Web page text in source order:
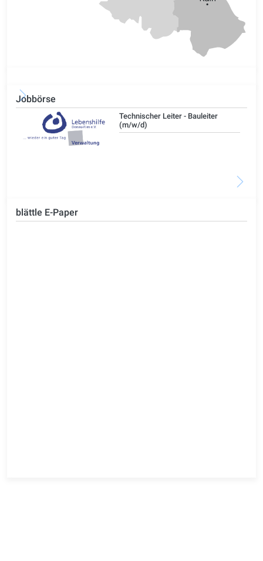
Jobbörse
Technischer Leiter - Bauleiter
(m/w/d)
blättle E-Paper